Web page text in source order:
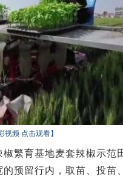
视频 点击观看】
育基地麦套辣椒示范
预留行内，取苗、投苗